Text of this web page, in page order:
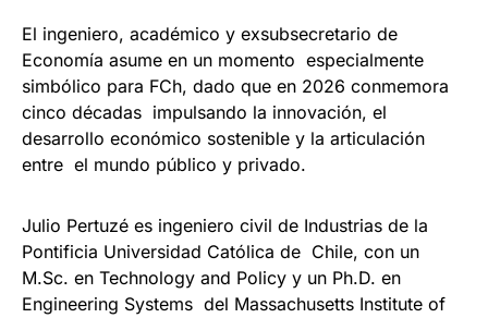
El ingeniero, académico y exsubsecretario de
Economía asume en un momento especialmente
simbólico para FCh, dado que en 2026 conmemora
cinco décadas impulsando la innovación, el
desarrollo económico sostenible y la articulación
entre el mundo público y privado.
Julio Pertuzé es ingeniero civil de Industrias de la
Pontificia Universidad Católica de Chile, con un
M.Sc. en Technology and Policy y un Ph.D. en
Engineering Systems del Massachusetts Institute of